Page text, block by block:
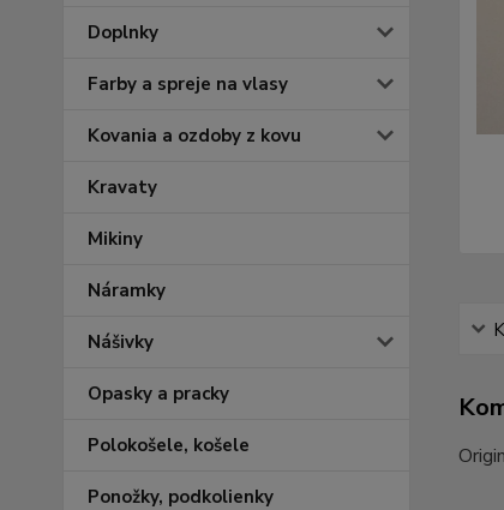
Doplnky
Farby a spreje na vlasy
Kovania a ozdoby z kovu
Kravaty
Mikiny
Náramky
Nášivky
Opasky a pracky
Polokošele, košele
Ponožky, podkolienky